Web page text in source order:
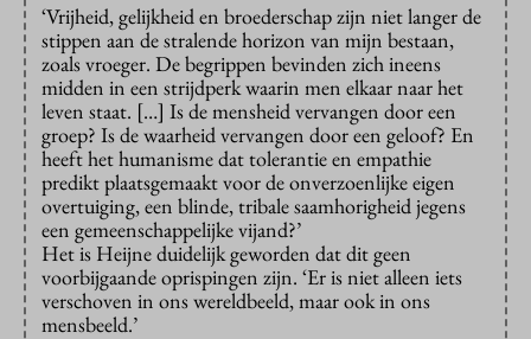
‘Vrijheid, gelijkheid en broederschap zijn niet langer de
stippen aan de stralende horizon van mijn bestaan,
zoals vroeger. De begrippen bevinden zich ineens
midden in een strijdperk waarin men elkaar naar het
leven staat. […] Is de mensheid vervangen door een
groep? Is de waarheid vervangen door een geloof? En
heeft het humanisme dat tolerantie en empathie
predikt plaatsgemaakt voor de onverzoenlijke eigen
overtuiging, een blinde, tribale saamhorigheid jegens
een gemeenschappelijke vijand?’
Het is Heijne duidelijk geworden dat dit geen
voorbijgaande oprispingen zijn. ‘Er is niet alleen iets
verschoven in ons wereldbeeld, maar ook in ons
mensbeeld.’